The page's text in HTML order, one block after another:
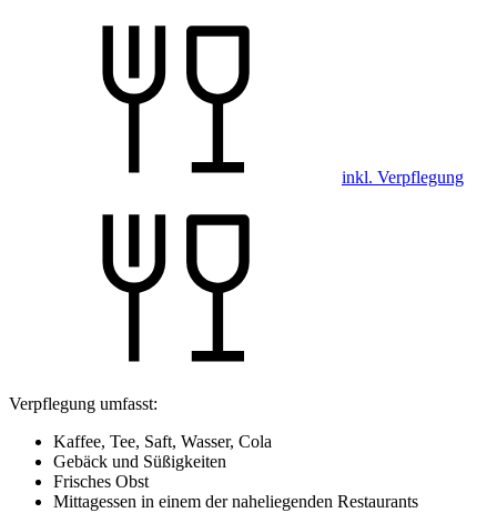
inkl. Verpflegung
Verpflegung umfasst:
Kaffee, Tee, Saft, Wasser, Cola
Gebäck und Süßigkeiten
Frisches Obst
Mittagessen in einem der naheliegenden Restaurants